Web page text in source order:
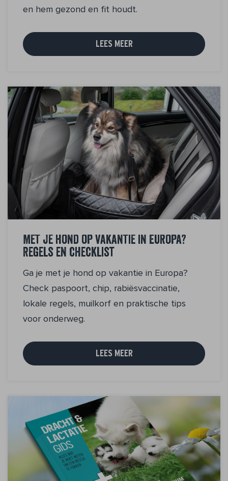
en hem gezond en fit houdt.
LEES MEER
Met je hond op vakantie in Europa?
Regels en checklist
Ga je met je hond op vakantie in Europa?
Check paspoort, chip, rabiësvaccinatie,
lokale regels, muilkorf en praktische tips
voor onderweg.
LEES MEER